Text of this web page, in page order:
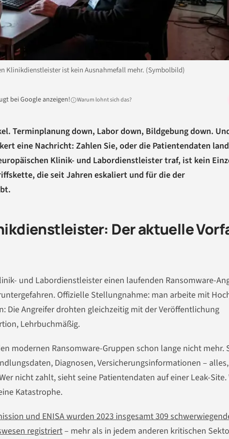
Klinikdienstleister ist kein Ausnahmefall mehr. (Symbolbild)
bei Google anzeigen! Warum lohnt sich das?
Terminplanung down, Labor down, Bildgebung down.
eine Nachricht: Zahlen Sie, oder die Patientendaten
Klinik- und Labordienstleister traf, ist kein
die seit Jahren eskaliert und für die der
Der aktuelle
und Labordienstleister einen laufenden Ransomware-
Offizielle Stellungnahme: man arbeite mit
Die Angreifer drohten gleichzeitig mit der Veröffentlichung
Lehrbuchmäßig.
modernen Ransomware-Gruppen schon lange nicht mehr.
Diagnosen, Versicherungsinformationen –
nicht zahlt, sieht seine Patientendaten auf einer Leak-Site.
Katastrophe.
und ENISA wurden 2023 insgesamt 309
registriert– mehr als in jedem anderen kritischen